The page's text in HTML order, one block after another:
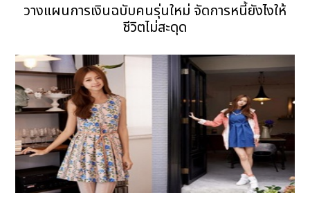
วางแผนการเงินฉบับคนรุ่นใหม่ จัดการหนี้ยังไงให้
ชีวิตไม่สะดุด